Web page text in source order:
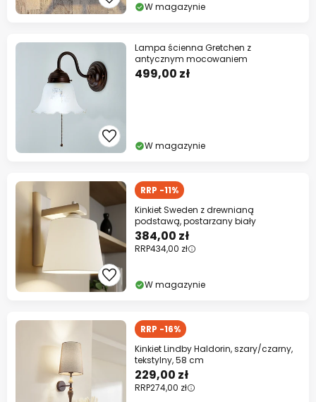
W magazynie
Lampa ścienna Gretchen z
antycznym mocowaniem
499,00 zł
W magazynie
RRP -11%
Kinkiet Sweden z drewnianą
podstawą, postarzany biały
384,00 zł
RRP434,00 zł
W magazynie
RRP -16%
Kinkiet Lindby Haldorin, szary/czarny,
tekstylny, 58 cm
229,00 zł
RRP274,00 zł